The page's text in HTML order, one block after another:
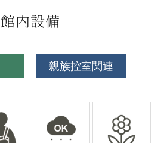
館内設備
親族控室関連